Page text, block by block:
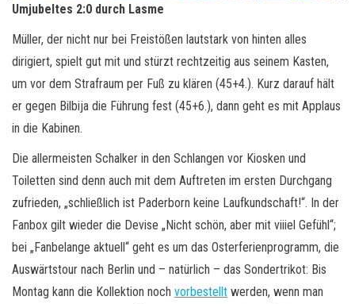
Umjubeltes 2:0 durch Lasme
Müller, der nicht nur bei Freistößen lautstark von hinten alles
dirigiert, spielt gut mit und stürzt rechtzeitig aus seinem Kasten,
um vor dem Strafraum per Fuß zu klären (45+4.). Kurz darauf hält
er gegen Bilbija die Führung fest (45+6.), dann geht es mit Applaus
in die Kabinen.
Die allermeisten Schalker in den Schlangen vor Kiosken und
Toiletten sind denn auch mit dem Auftreten im ersten Durchgang
zufrieden, „schließlich ist Paderborn keine Laufkundschaft!“. In der
Fanbox gilt wieder die Devise „Nicht schön, aber mit viiiel Gefühl“;
bei „Fanbelange aktuell“ geht es um das Osterferienprogramm, die
Auswärtstour nach Berlin und – natürlich – das Sondertrikot: Bis
Montag kann die Kollektion noch vorbestellt werden, wenn man